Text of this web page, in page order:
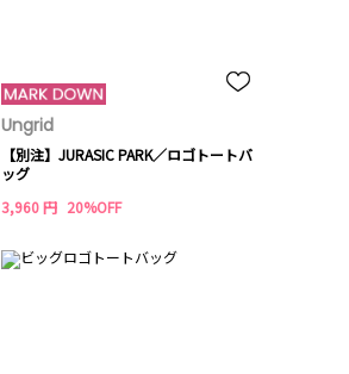
Ungrid
【別注】JURASIC PARK／ロゴトートバ
ッグ
3,960 円 20%OFF